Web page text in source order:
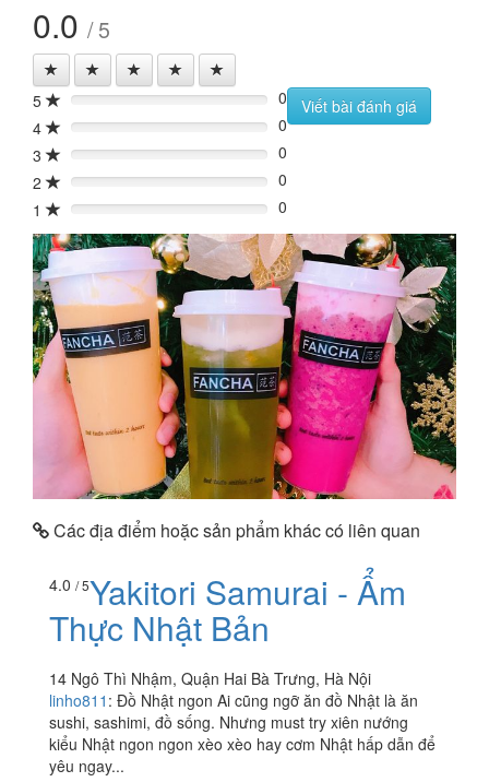
0.0 / 5
5 0%
0
4
0%
0
3
0%
0
2
0%
0
1
0% 0
Viết bài đánh giá
Các địa điểm hoặc sản phẩm khác có liên quan
4.0 / 5Yakitori Samurai - Ẩm
Thực Nhật Bản
14 Ngô Thì Nhậm, Quận Hai Bà Trưng, Hà Nội
linho811 : Đồ Nhật ngon Ai cũng ngỡ ăn đồ Nhật là ăn
sushi, sashimi, đồ sống. Nhưng must try xiên nướng
kiểu Nhật ngon ngon xèo xèo hay cơm Nhật hấp dẫn để
yêu ngay...